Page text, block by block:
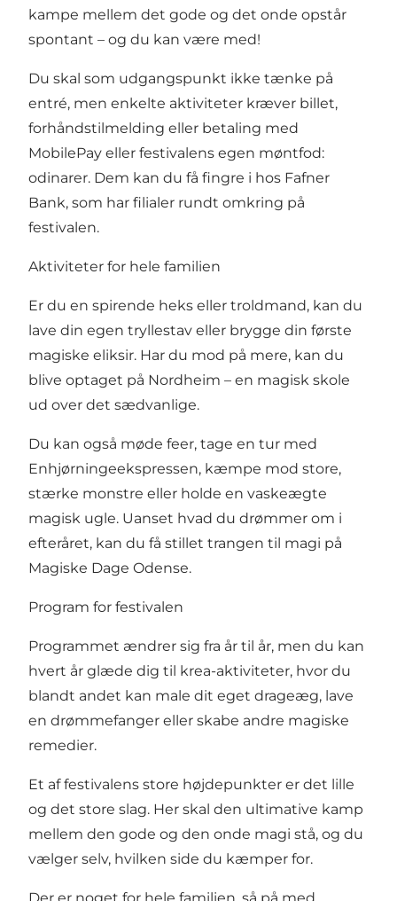
kampe mellem det gode og det onde opstår
spontant – og du kan være med!
Du skal som udgangspunkt ikke tænke på
entré, men enkelte aktiviteter kræver billet,
forhåndstilmelding eller betaling med
MobilePay eller festivalens egen møntfod:
odinarer. Dem kan du få fingre i hos Fafner
Bank, som har filialer rundt omkring på
festivalen.
Aktiviteter for hele familien
Er du en spirende heks eller troldmand, kan du
lave din egen tryllestav eller brygge din første
magiske eliksir. Har du mod på mere, kan du
blive optaget på Nordheim – en magisk skole
ud over det sædvanlige.
Du kan også møde feer, tage en tur med
Enhjørningeekspressen, kæmpe mod store,
stærke monstre eller holde en vaskeægte
magisk ugle. Uanset hvad du drømmer om i
efteråret, kan du få stillet trangen til magi på
Magiske Dage Odense.
Program for festivalen
Programmet ændrer sig fra år til år, men du kan
hvert år glæde dig til krea-aktiviteter, hvor du
blandt andet kan male dit eget drageæg, lave
en drømmefanger eller skabe andre magiske
remedier.
Et af festivalens store højdepunkter er det lille
og det store slag. Her skal den ultimative kamp
mellem den gode og den onde magi stå, og du
vælger selv, hvilken side du kæmper for.